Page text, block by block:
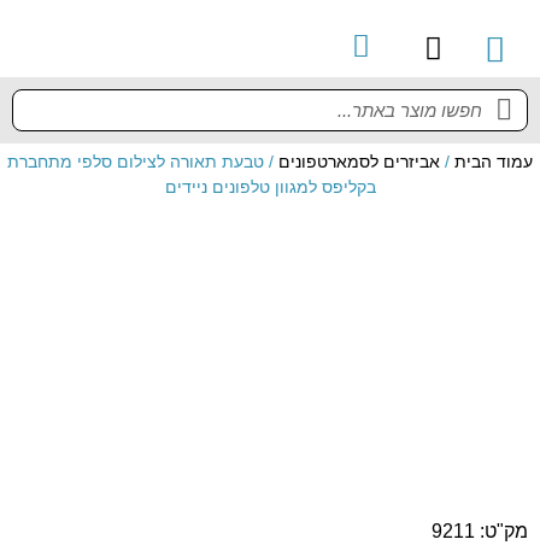
עמוד הבית / אביזרים לסמארטפונים / טבעת תאורה לצילום סלפי מתחברת
בקליפס למגוון טלפונים ניידים
מק"ט: 9211